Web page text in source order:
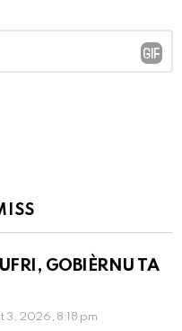
GOBIÈRNU TA
3, 2026, 8:18 pm